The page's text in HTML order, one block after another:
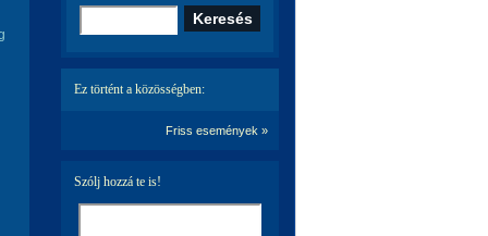
Ez történt a közösségben:
Friss események »
Szólj hozzá te is!